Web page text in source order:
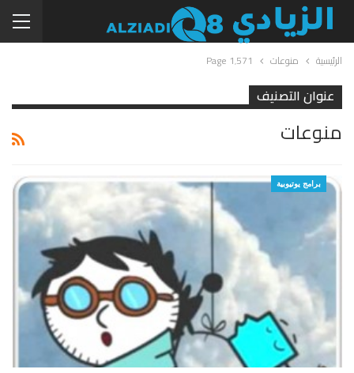
الرئيسية منوعات Page 1٬571
عنوان التصنيف
منوعات
برامج يوتيوبية